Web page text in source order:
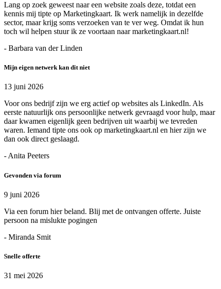
Lang op zoek geweest naar een website zoals deze, totdat een
kennis mij tipte op Marketingkaart. Ik werk namelijk in dezelfde
sector, maar krijg soms verzoeken van te ver weg. Omdat ik hun
toch wil helpen stuur ik ze voortaan naar marketingkaart.nl!
- Barbara van der Linden
Mijn eigen netwerk kan dit niet
13 juni 2026
Voor ons bedrijf zijn we erg actief op websites als LinkedIn. Als
eerste natuurlijk ons persoonlijke netwerk gevraagd voor hulp, maar
daar kwamen eigenlijk geen bedrijven uit waarbij we tevreden
waren. Iemand tipte ons ook op marketingkaart.nl en hier zijn we
dan ook direct geslaagd.
- Anita Peeters
Gevonden via forum
9 juni 2026
Via een forum hier beland. Blij met de ontvangen offerte. Juiste
persoon na mislukte pogingen
- Miranda Smit
Snelle offerte
31 mei 2026